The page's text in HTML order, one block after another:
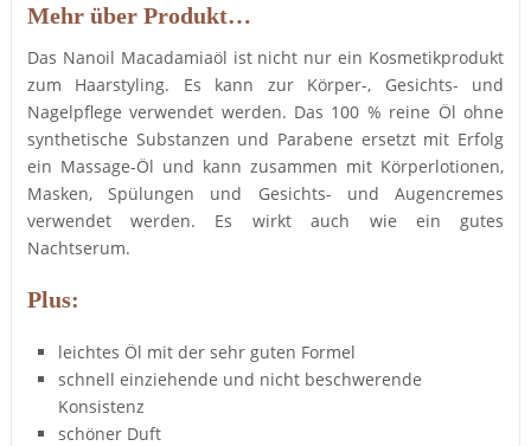
Mehr über Produkt…
Das Nanoil Macadamiaöl ist nicht nur ein Kosmetikprodukt
zum Haarstyling. Es kann zur Körper-, Gesichts- und
Nagelpflege verwendet werden. Das 100 % reine Öl ohne
synthetische Substanzen und Parabene ersetzt mit Erfolg
ein Massage-Öl und kann zusammen mit Körperlotionen,
Masken, Spülungen und Gesichts- und Augencremes
verwendet werden. Es wirkt auch wie ein gutes
Nachtserum.
Plus:
leichtes Öl mit der sehr guten Formel
schnell einziehende und nicht beschwerende
Konsistenz
schöner Duft